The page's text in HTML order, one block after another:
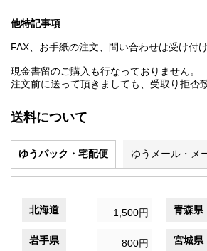
他特記事項
FAX、お手紙の注文、問い合わせは受け付
現金書留のご購入も行なっておりません。
注文前に送って頂きましても、受取り拒否
送料について
ゆうパック・宅配便 ゆうメール・メ
北海道 1,500円 青森県
岩手県 800円 宮城県